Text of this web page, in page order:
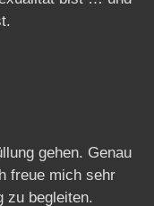
gehen. Genau
freue mich sehr
zu begleiten.